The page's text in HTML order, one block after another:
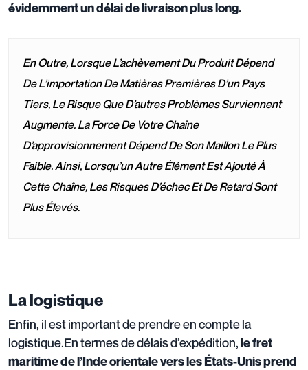
évidemment un délai de livraison plus long.
En Outre, Lorsque L’achèvement Du Produit Dépend
De L’importation De Matières Premières D’un Pays
Tiers, Le Risque Que D’autres Problèmes Surviennent
Augmente. La Force De Votre Chaîne
D’approvisionnement Dépend De Son Maillon Le Plus
Faible. Ainsi, Lorsqu’un Autre Élément Est Ajouté À
Cette Chaîne, Les Risques D’échec Et De Retard Sont
Plus Élevés.
La logistique
Enfin, il est important de prendre en compte la
logistique.En termes de délais d’expédition,le fret
maritime de l’Inde orientale vers les États-Unis prend